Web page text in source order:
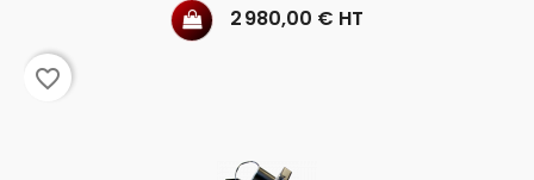
Prix
2 980,00 € HT
favorite_border